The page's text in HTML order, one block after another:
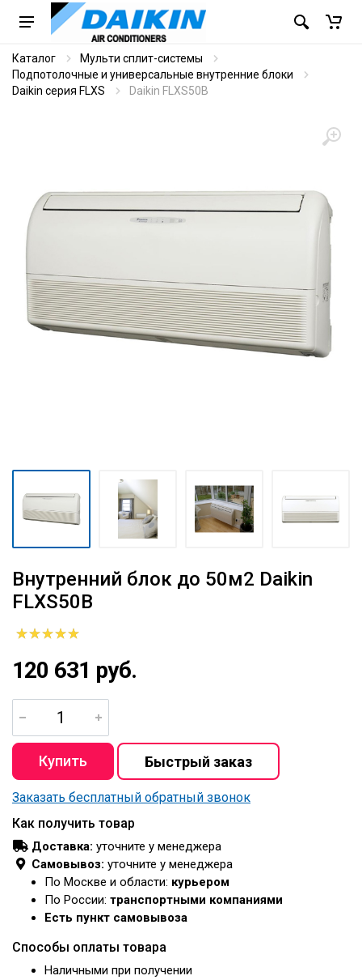
Каталог
Мульти сплит-системы
Подпотолочные и универсальные внутренние блоки
Daikin серия FLXS
Daikin FLXS50B
Внутренний блок до 50м2 Daikin
FLXS50B
120 631 руб.
Заказать бесплатный обратный звонок
Как получить товар
Доставка: уточните у менеджера
Самовывоз: уточните у менеджера
По Москве и области: курьером
По России: транспортными компаниями
Есть пункт самовывоза
Способы оплаты товара
Наличными при получении